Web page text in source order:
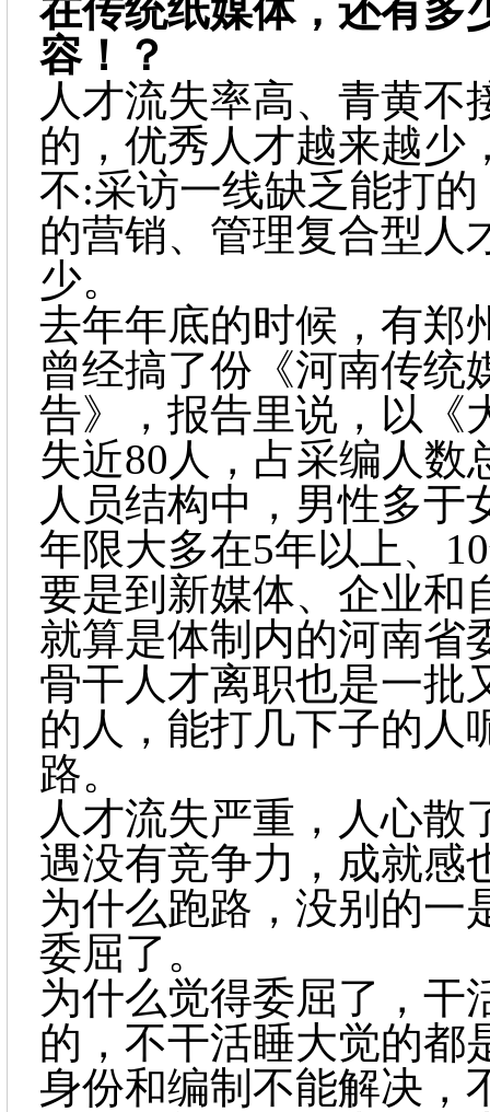
在传统纸媒体，还有多
容！？
人才流失率高、青黄不
的，优秀人才越来越少
不:采访一线缺乏能打
的营销、管理复合型人
少。
去年年底的时候，有郑
曾经搞了份《河南传统
告》，报告里说，以《
失近80人，占采编人数
人员结构中，男性多于
年限大多在5年以上、
要是到新媒体、企业和
就算是体制内的河南省
骨干人才离职也是一批
的人，能打几下子的人
路。
人才流失严重，人心散
遇没有竞争力，成就感
为什么跑路，没别的一
委屈了。
为什么觉得委屈了，干
的，不干活睡大觉的都
身份和编制不能解决，